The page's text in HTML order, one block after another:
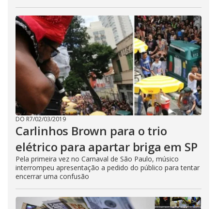
DO R7/02/03/2019
Carlinhos Brown para o trio
elétrico para apartar briga em SP
Pela primeira vez no Carnaval de São Paulo, músico
interrompeu apresentação a pedido do público para tentar
encerrar uma confusão